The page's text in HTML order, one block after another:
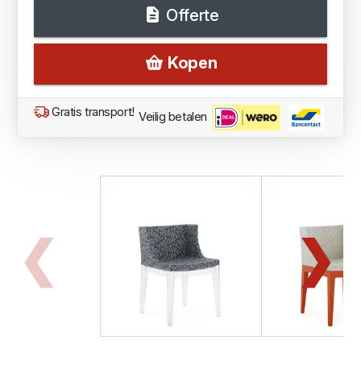
Offerte
Kopen
Gratis transport! Veilig betalen